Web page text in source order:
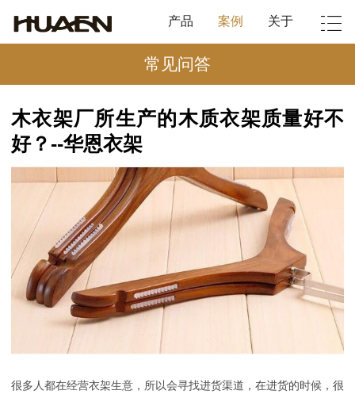
产品 案例 关于
常见问答
木衣架厂所生产的木质衣架质量好不
好？--华恩衣架
很多人都在经营衣架生意，所以会寻找进货渠道，在进货的时候，很